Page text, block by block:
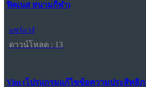
ฟิตเนส สนามกีฬา)
แชร์แวร์
ดาวน์โหลด : 13
Vim (โปรแกรมแก้ไขข้อความประสิทธิภ